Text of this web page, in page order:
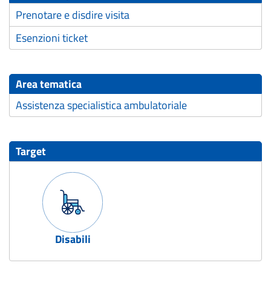
Prenotare e disdire visita
Esenzioni ticket
Area tematica
Assistenza specialistica ambulatoriale
Target
Disabili